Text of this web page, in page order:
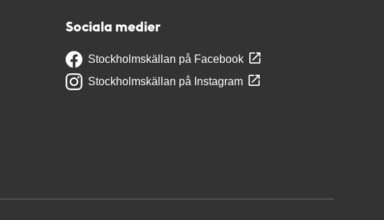
Sociala medier
Stockholmskällan på Facebook
Stockholmskällan på Instagram